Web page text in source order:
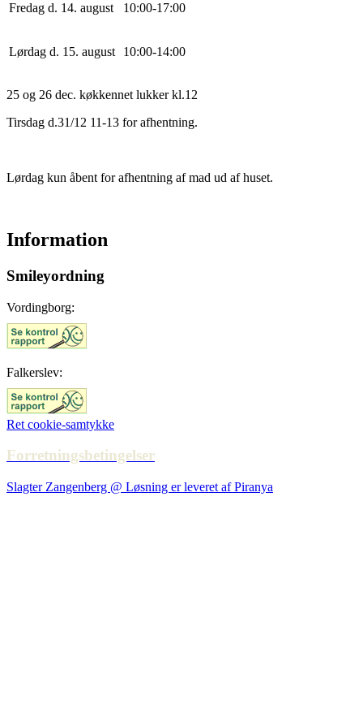
Fredag d. 14. august 10:00-17:00
Lørdag d. 15. august 10:00-14:00
25 og 26 dec. køkkennet lukker kl.12
Tirsdag d.31/12 11-13 for afhentning.
Lørdag kun åbent for afhentning af mad ud af huset.
Information
Smileyordning
Vordingborg:
Falkerslev:
Ret cookie-samtykke
Forretningsbetingelser
Slagter Zangenberg @ Løsning er leveret af Piranya